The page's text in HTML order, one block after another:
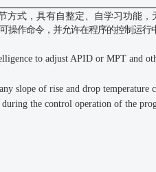
方式，具有自整定、自学习功能
可操作命令，并允许在程序的控制运行
to adjust APID or MPT and
slope of rise and drop temperature
the control operation of the